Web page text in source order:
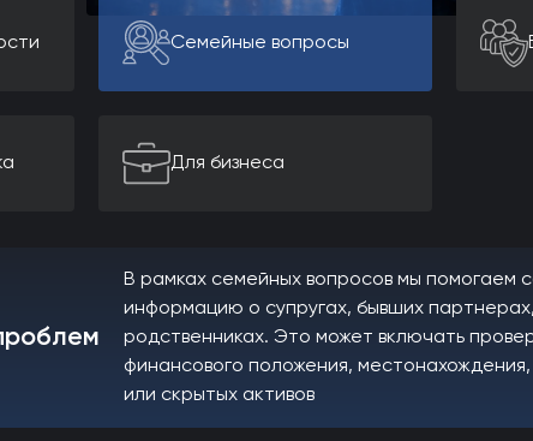
Семейные вопросы
Для бизнеса
В рамках семейных вопросов мы помогаем
информацию о супругах, бывших
родственниках. Это может включать
финансового положения, местонахождения,
или скрытых активов